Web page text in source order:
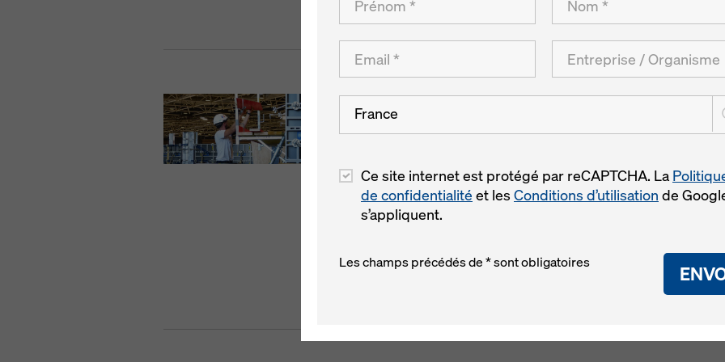
Doka France, partenaire officiel de la
Doka France annonce son engagement en
épreuves de construction en béton armé lors
métiers WorldSkills France, qui se tiendra à
France
Ce site internet est protégé par reCAPTCHA. La
de confidentialité et les Conditions d’utilisation de
s’appliquent.
Les champs précédés de * sont obligatoires